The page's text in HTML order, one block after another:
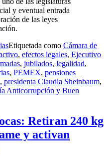
y eventual entrada
de las leyes
Etiquetada como Cámara de
, efectos legales, Ejecutivo
, jubilados, legalidad,
, PEMEX, pensiones
, presidenta Claudia Sheinbaum,
Anticorrupción y Buen
Retiran 240 kg
y activan